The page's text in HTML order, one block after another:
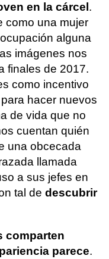
en la cárcel .
como una mujer
alguna
imágenes nos
finales de 2017.
como incentivo
hacer nuevos
de vida que no
cuentan quién
una obcecada
llamada
a sus jefes en
tal de descubrir
comparten
parece.